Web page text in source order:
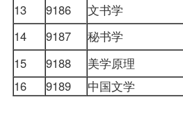
13 9186
文书学
14
9187
秘书学
15 9188
美学原理
16
9189 中国文学